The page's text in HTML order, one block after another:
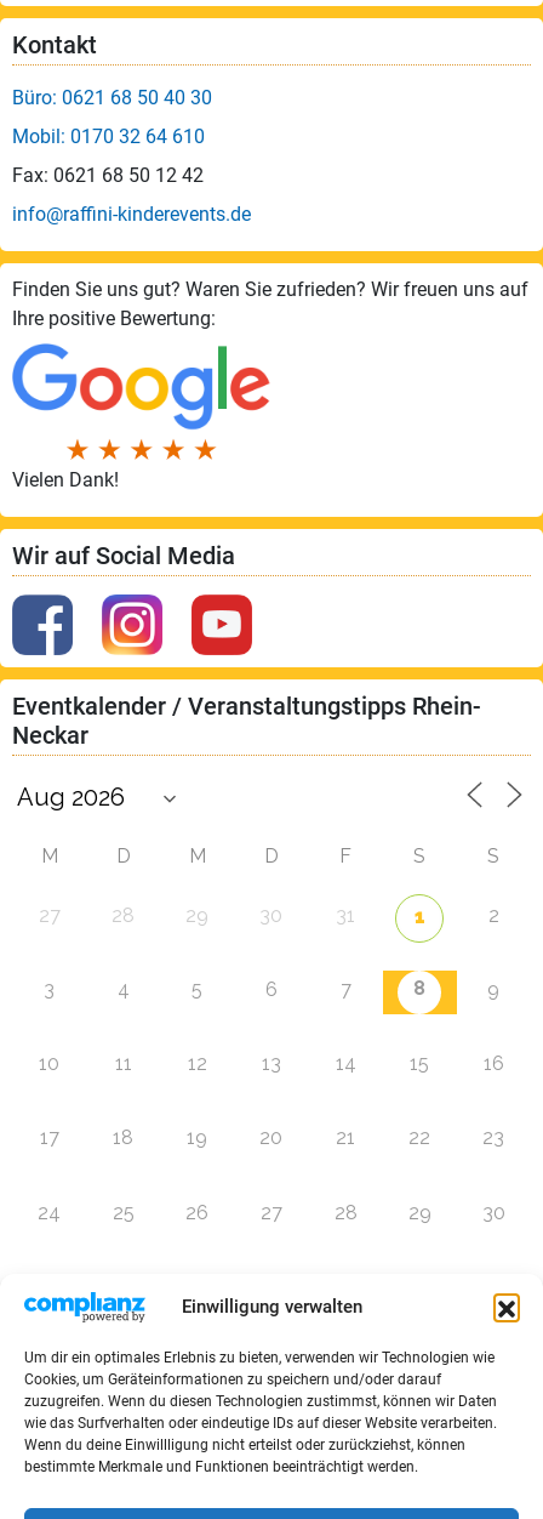
Einwilligung verwalten
Um dir ein optimales Erlebnis zu bieten, verwenden wir Technologien wie
Cookies, um Geräteinformationen zu speichern und/oder darauf
zuzugreifen. Wenn du diesen Technologien zustimmst, können wir Daten
wie das Surfverhalten oder eindeutige IDs auf dieser Website verarbeiten.
Wenn du deine Einwillligung nicht erteilst oder zurückziehst, können
bestimmte Merkmale und Funktionen beeinträchtigt werden.
Kontakt
Büro: 0621 68 50 40 30
Mobil: 0170 32 64 610
Fax: 0621 68 50 12 42
info@raffini-kinderevents.de
Finden Sie uns gut? Waren Sie zufrieden? Wir freuen uns auf
Ihre positive Bewertung:
Vielen Dank!
Wir auf Social Media
Eventkalender / Veranstaltungstipps Rhein-
Neckar
M D M D F S S
27 28 29 30 31 1 2
3 4 5 6 7 8 9
10 11 12 13 14 15 16
17 18 19 20 21 22 23
24 25 26 27 28 29 30
Zur Eventübersicht